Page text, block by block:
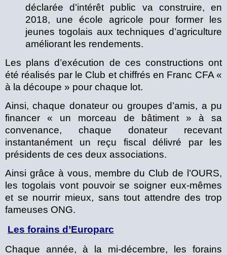
déclarée d’intérêt public va construire, en
2018, une école agricole pour former les
jeunes togolais aux techniques d’agriculture
améliorant les rendements.
Les plans d’exécution de ces constructions ont
été réalisés par le Club et chiffrés en Franc CFA «
à la découpe » pour chaque lot.
Ainsi, chaque donateur ou groupes d’amis, a pu
financer « un morceau de bâtiment » à sa
convenance, chaque donateur recevant
instantanément un reçu fiscal délivré par les
présidents de ces deux associations.
Ainsi grâce à vous, membre du Club de l’OURS,
les togolais vont pouvoir se soigner eux-mêmes
et se nourrir mieux, sans tout attendre des trop
fameuses ONG.
Les forains d’Europarc
Chaque année, à la mi-décembre, les forains